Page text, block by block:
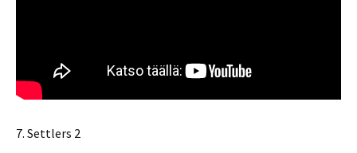
7. Settlers 2